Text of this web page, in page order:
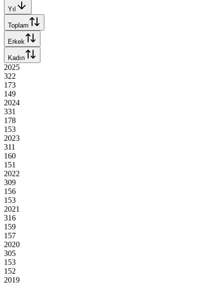
Yıl
Toplam
Erkek
Kadın
2025
322
173
149
2024
331
178
153
2023
311
160
151
2022
309
156
153
2021
316
159
157
2020
305
153
152
2019